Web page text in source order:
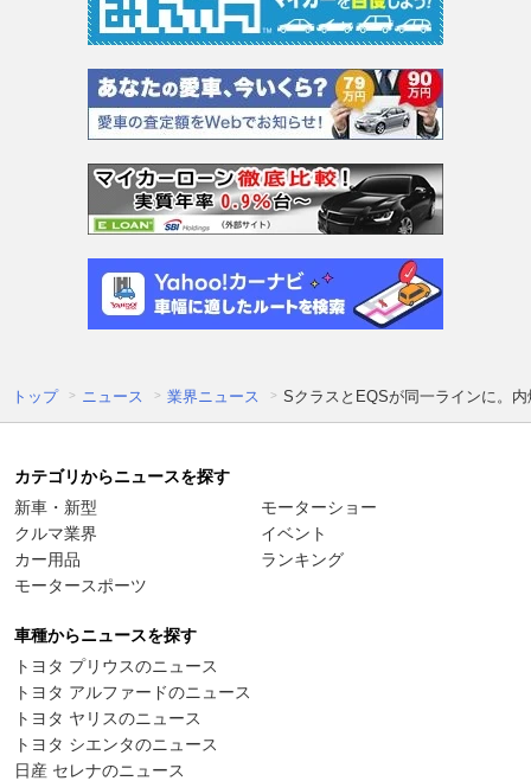
トップ ニュース 業界ニュース SクラスとEQSが同一ラインに。
カテゴリからニュースを探す
新車・新型
クルマ業界
カー用品
モータースポーツ
モーターショー
イベント
ランキング
車種からニュースを探す
トヨタ プリウスのニュース
トヨタ アルファードのニュース
トヨタ ヤリスのニュース
トヨタ シエンタのニュース
日産 セレナのニュース